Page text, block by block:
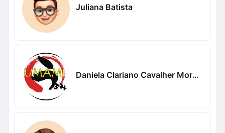
Juliana Batista
Daniela Clariano Cavalher Moreira